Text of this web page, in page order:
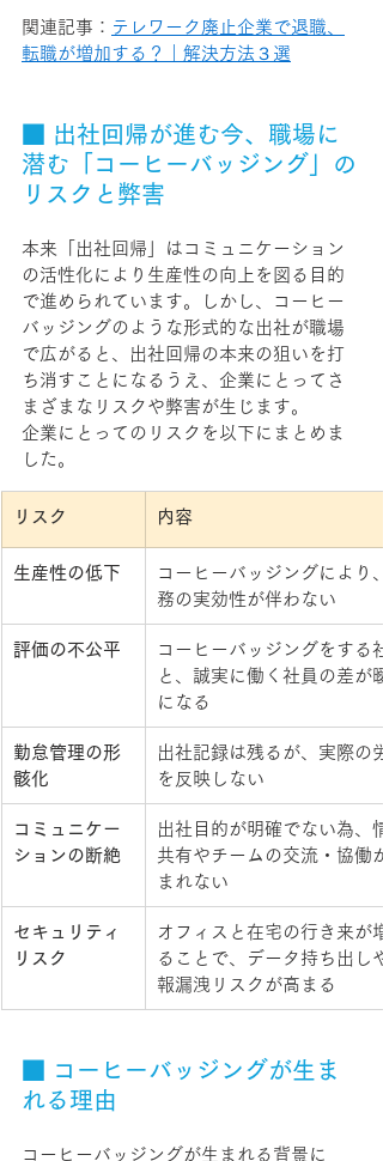
関連記事： テレワーク廃止企業で退職、
転職が増加する？｜解決方法３選
■ 出社回帰が進む今、職場に
潜む「コーヒーバッジング」の
リスクと弊害
本来「出社回帰」はコミュニケーション
の活性化により生産性の向上を図る目的
で進められています。しかし、コーヒー
バッジングのような形式的な出社が職場
で広がると、出社回帰の本来の狙いを打
ち消すことになるうえ、企業にとってさ
まざまなリスクや弊害が生じます。
企業にとってのリスクを以下にまとめま
した。
リスク 内容
生産性の低下
コーヒーバッジングにより
務の実効性が伴わない
評価の不公平
コーヒーバッジングをする
と、誠実に働く社員の差が
になる
勤怠管理の形
骸化
出社記録は残るが、実際の
を反映しない
コミュニケー
ションの断絶
出社目的が明確でない為、
共有やチームの交流・協働
まれない
セキュリティ
リスク
オフィスと在宅の行き来が
ることで、データ持ち出し
報漏洩リスクが高まる
■ コーヒーバッジングが生ま
れる理由
コーヒーバッジングが生まれる背景に